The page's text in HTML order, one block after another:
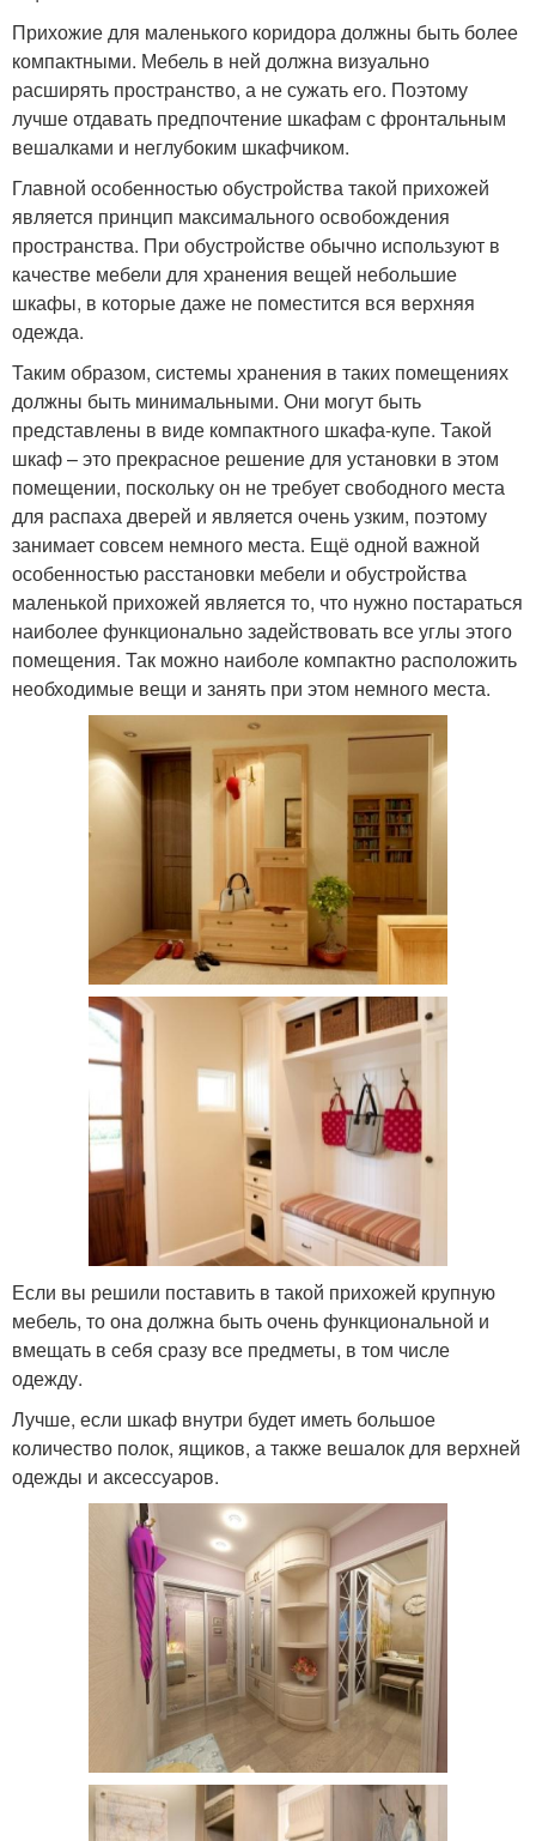
Прихожие для маленького коридора должны быть более
компактными. Мебель в ней должна визуально
расширять пространство, а не сужать его. Поэтому
лучше отдавать предпочтение шкафам с фронтальным
вешалками и неглубоким шкафчиком.
Главной особенностью обустройства такой прихожей
является принцип максимального освобождения
пространства. При обустройстве обычно используют в
качестве мебели для хранения вещей небольшие
шкафы, в которые даже не поместится вся верхняя
одежда.
Таким образом, системы хранения в таких помещениях
должны быть минимальными. Они могут быть
представлены в виде компактного шкафа-купе. Такой
шкаф – это прекрасное решение для установки в этом
помещении, поскольку он не требует свободного места
для распаха дверей и является очень узким, поэтому
занимает совсем немного места. Ещё одной важной
особенностью расстановки мебели и обустройства
маленькой прихожей является то, что нужно постараться
наиболее функционально задействовать все углы этого
помещения. Так можно наиболе компактно расположить
необходимые вещи и занять при этом немного места.
Если вы решили поставить в такой прихожей крупную
мебель, то она должна быть очень функциональной и
вмещать в себя сразу все предметы, в том числе
одежду.
Лучше, если шкаф внутри будет иметь большое
количество полок, ящиков, а также вешалок для верхней
одежды и аксессуаров.